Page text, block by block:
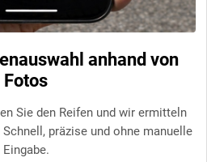
anhand von
Fotos
Sie den Reifen und wir ermitteln
präzise und ohne manuelle
Eingabe.